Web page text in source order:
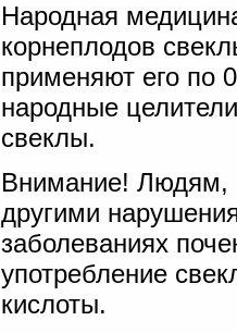
Народная
корнеплодов
применяют его по
народные
свеклы.
Внимание! Людям,
другими
заболеваниях
употребление
кислоты.